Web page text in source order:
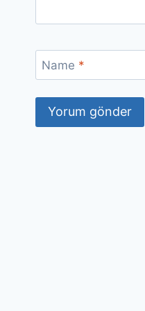
Name *